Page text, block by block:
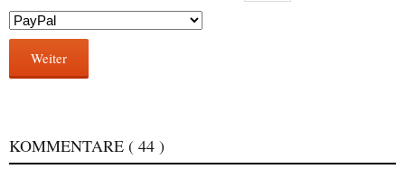
Weiter
KOMMENTARE ( 44 )